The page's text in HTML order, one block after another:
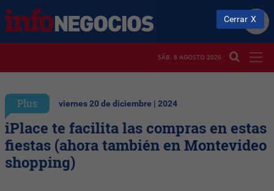
SÁB. 8 AGOSTO 2026
Plus viernes 20 de diciembre | 2024
iPlace te facilita las compras en estas
fiestas (ahora también en Montevideo
shopping)
Cerrar